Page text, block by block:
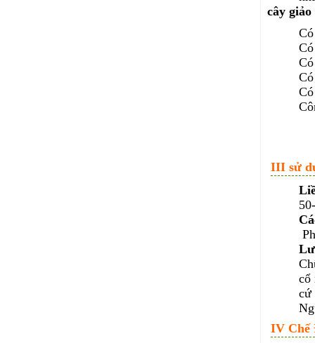
cây
III sử
cổ
cứ
IV Chế